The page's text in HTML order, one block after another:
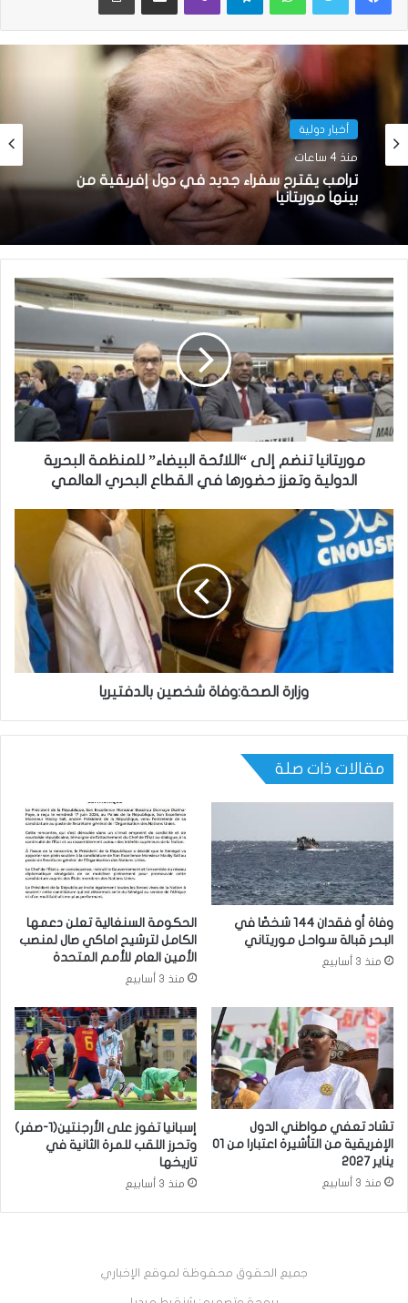
أخبار دولية
منذ 4 ساعات
ترامب يقترح سفراء جديد في دول إفريقية من
بينها موريتانيا
موريتانيا تنضم إلى “اللائحة البيضاء” للمنظمة البحرية
الدولية وتعزز حضورها في القطاع البحري العالمي
وزارة الصحة:وفاة شخصين بالدفتيريا
مقالات ذات صلة
وفاة أو فقدان 144 شخصًا في
البحر قبالة سواحل موريتاني
منذ 3 أسابيع
الحكومة السنغالية تعلن دعمها
الكامل لترشيح اماكي صال لمنصب
الأمين العام للأمم المتحدة
منذ 3 أسابيع
تشاد تعفي مواطني الدول
الإفريقية من التأشيرة اعتبارا من 01
يناير 2027
منذ 3 أسابيع
إسبانيا تفوز على الأرجنتين(1-صفر)
وتحرز اللقب للمرة الثانية في
تاريخها
منذ 3 أسابيع
جميع الحقوق محفوظة لموقع الإخباري